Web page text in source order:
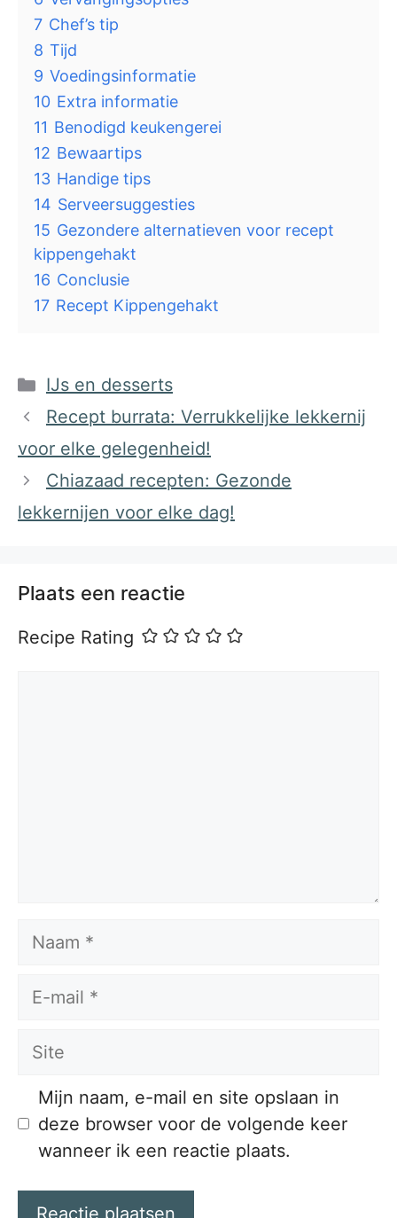
7 Chef’s tip
8 Tijd
9 Voedingsinformatie
10 Extra informatie
11 Benodigd keukengerei
12 Bewaartips
13 Handige tips
14 Serveersuggesties
15 Gezondere alternatieven voor recept
kippengehakt
16 Conclusie
17 Recept Kippengehakt
Categorieën
IJs en desserts
Recept burrata: Verrukkelijke lekkernij
voor elke gelegenheid!
Chiazaad recepten: Gezonde
lekkernijen voor elke dag!
Plaats een reactie
Recipe Rating
Naam
E-
Site
Mijn naam, e-mail en site opslaan in
deze browser voor de volgende keer
wanneer ik een reactie plaats.